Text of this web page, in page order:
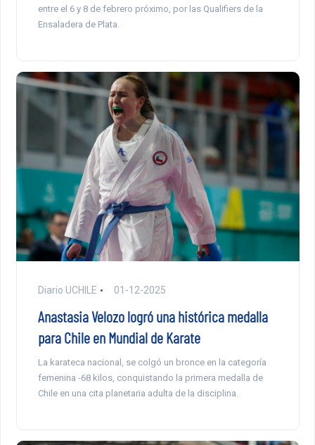
entre el 6 y 8 de febrero próximo, por las Qualifiers de la
Ensaladera de Plata.
Diario UCHILE 01-12-2025
Anastasia Velozo logró una histórica medalla
para Chile en Mundial de Karate
La karateca nacional, se colgó un bronce en la categoría
femenina -68 kilos, conquistando la primera medalla de
Chile en una cita planetaria adulta de la disciplina.